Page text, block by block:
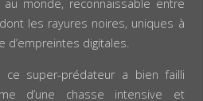
monde, reconnaissable entre
les rayures noires, uniques à
d’empreintes digitales.
super-prédateur a bien failli
d’une chasse intensive et